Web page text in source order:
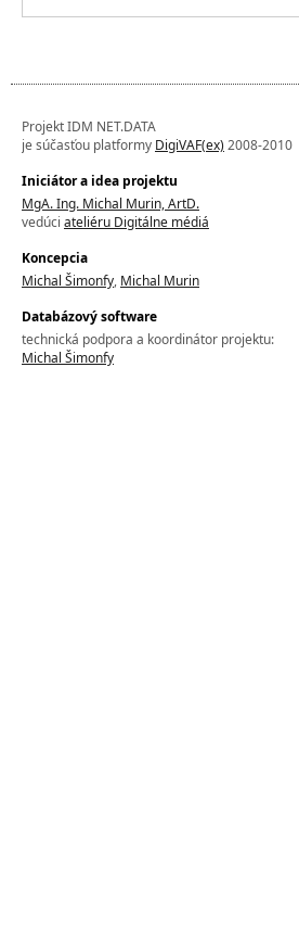
Projekt IDM NET.DATA
je súčasťou platformy DigiVAF(ex)2008-2010
Iniciátor a idea projektu
MgA. Ing. Michal Murin, ArtD.
vedúci ateliéru Digitálne médiá
Koncepcia
Michal Šimonfy, Michal Murin
Databázový software
technická podpora a koordinátor projektu:
Michal Šimonfy